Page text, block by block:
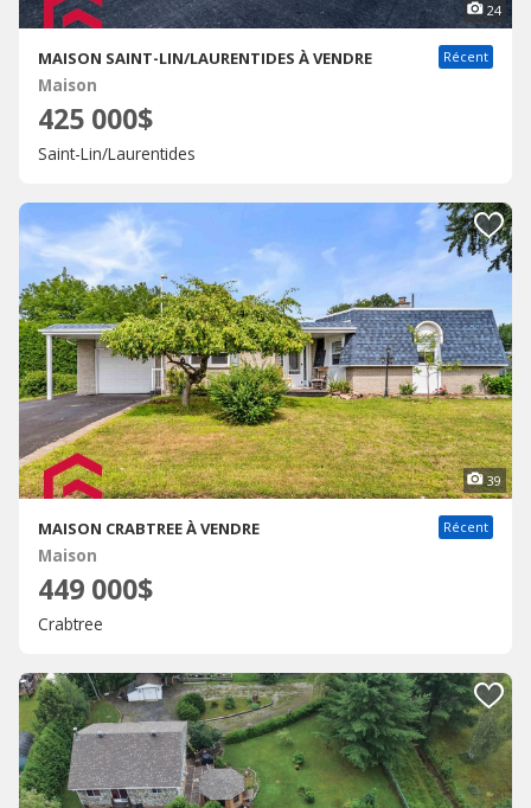
24
MAISON SAINT-LIN/LAURENTIDES À VENDRE Récent
Maison
425 000$
Saint-Lin/Laurentides
39
MAISON CRABTREE À VENDRE Récent
Maison
449 000$
Crabtree